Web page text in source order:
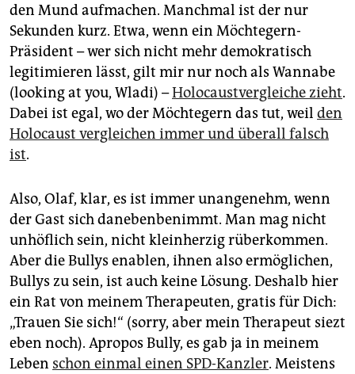
den Mund aufmachen. Manchmal ist der nur
Sekunden kurz. Etwa, wenn ein Möchtegern-
Präsident – wer sich nicht mehr demokratisch
legitimieren lässt, gilt mir nur noch als Wannabe
(looking at you, Wladi) –Holocaustvergleiche zieht.
Dabei ist egal, wo der Möchtegern das tut, weil den
Holocaust vergleichen immer und überall falsch
ist.
Also, Olaf, klar, es ist immer unangenehm, wenn
der Gast sich danebenbenimmt. Man mag nicht
unhöflich sein, nicht kleinherzig rüberkommen.
Aber die Bullys enablen, ihnen also ermöglichen,
Bullys zu sein, ist auch keine Lösung. Deshalb hier
ein Rat von meinem Therapeuten, gratis für Dich:
„Trauen Sie sich!“ (sorry, aber mein Therapeut siezt
eben noch). Apropos Bully, es gab ja in meinem
Leben schon einmal einen SPD-Kanzler. Meistens